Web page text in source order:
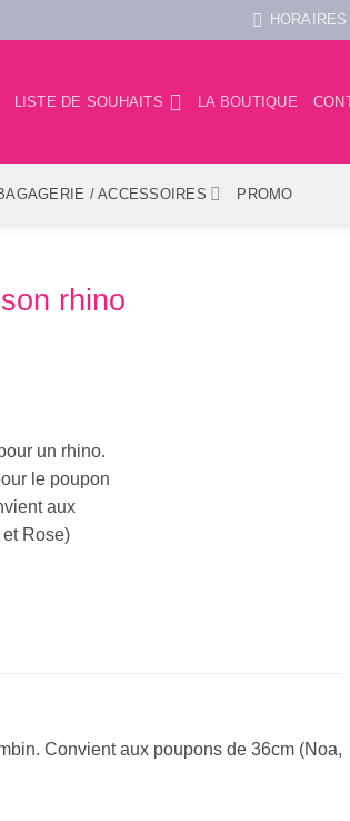
HORAIRES
LISTE DE SOUHAITS LA BOUTIQUE
/ ACCESSOIRES PROMO
rhino
un rhino.
le poupon
aux
Rose)
Convient aux poupons de 36cm (Noa,